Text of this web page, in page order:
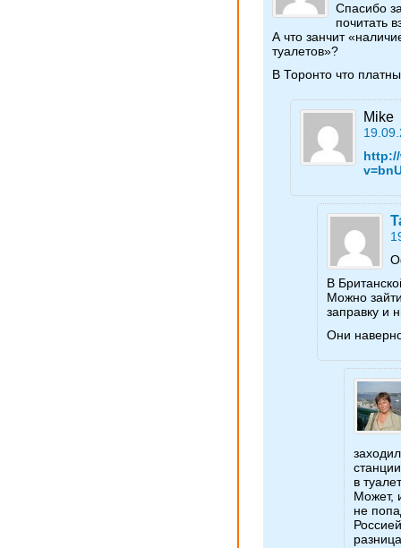
Спасибо
почитать
А что занчит
туалетов»?
В Торонто что
Mike
В
Можно
заправку и
Они
в
Может,
не